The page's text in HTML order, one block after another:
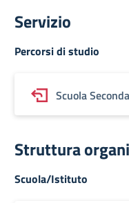
Servizio
Percorsi di studio
Scuola
Struttura
Scuola/Istituto